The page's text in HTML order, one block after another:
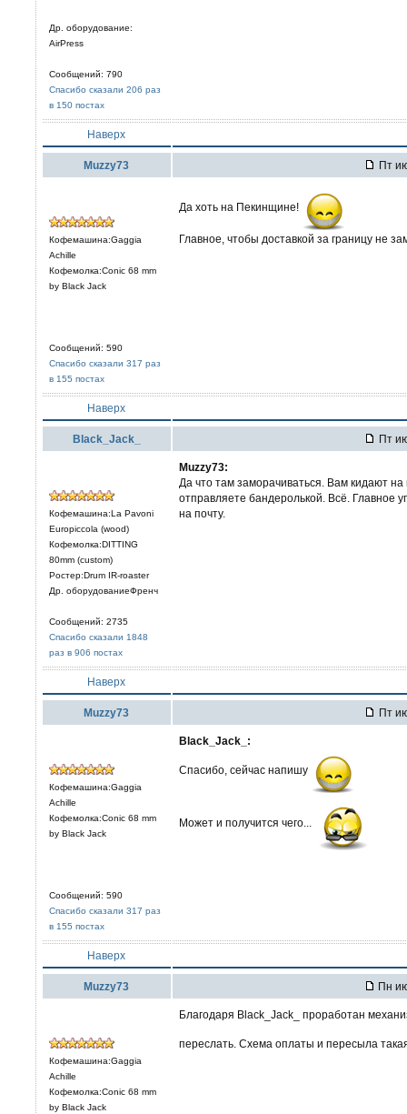
Др. оборудование:
AirPress
Сообщений: 790
Спасибо сказали 206 раз
в 150 постах
Наверх
Muzzy73 Пт
Кофемашина:Gaggia
Achille
Кофемолка:Conic 68 mm
by Black Jack
Сообщений: 590
Спасибо сказали 317 раз
в 155 постах
Да хоть на Пекинщине!
Главное, чтобы доставкой за границу не
Наверх
Black_Jack_ Пт
Кофемашина:La Pavoni
Europiccola (wood)
Кофемолка:DITTING
80mm (custom)
Ростер:Drum IR-roaster
Др. оборудованиеФренч
Сообщений: 2735
Спасибо сказали 1848
раз в 906 постах
Muzzy73:
Да что там заморачиваться. Вам кидают
отправляете бандеролькой. Всё. Главное
на почту.
Наверх
Muzzy73 Пт
Кофемашина:Gaggia
Achille
Кофемолка:Conic 68 mm
by Black Jack
Сообщений: 590
Спасибо сказали 317 раз
в 155 постах
Black_Jack_:
Спасибо, сейчас напишу
Может и получится чего...
Наверх
Muzzy73 Пн
Кофемашина:Gaggia
Achille
Кофемолка:Conic 68 mm
by Black Jack
Благодаря Black_Jack_ проработан
переслать. Схема оплаты и пересыла